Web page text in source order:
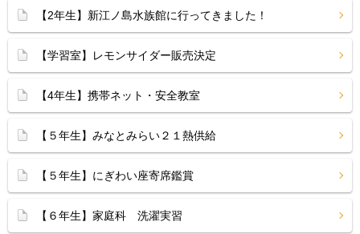
【2年生】新江ノ島水族館に行ってきました！
【学習室】レモンサイダー販売決定
【4年生】携帯ネット・安全教室
【５年生】みなとみらい２１熱供給
【５年生】にぎわい座寄席鑑賞
【６年生】家庭科 洗濯実習